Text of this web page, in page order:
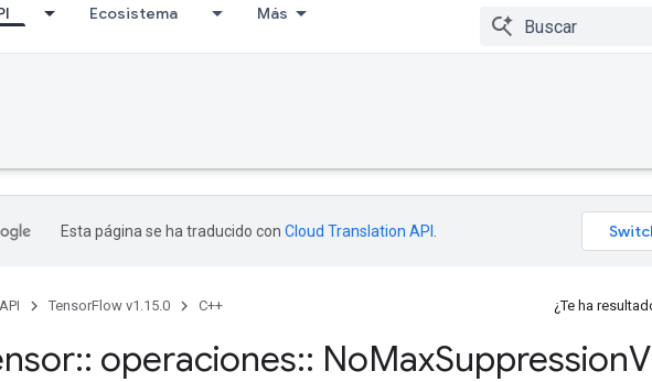
Ecosistema Más
Esta página se ha traducido con Cloud Translation API
API TensorFlow v1.15.0 C++ ¿Te ha
:: operaciones:: NoMaxSuppression